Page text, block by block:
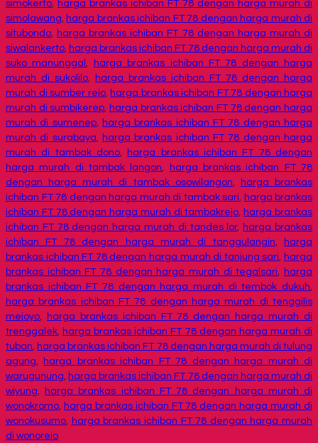
simokerto, harga brankas ichiban FT 78 dengan harga murah di
simolawang, harga brankas ichiban FT 78 dengan harga murah di
situbondo, harga brankas ichiban FT 78 dengan harga murah di
siwalankerto, harga brankas ichiban FT 78 dengan harga murah di
suko manunggal,
harga brankas ichiban FT 78 dengan harga
murah di sukolilo,
harga brankas ichiban FT 78 dengan harga
murah di sumber rejo, harga brankas ichiban FT 78 dengan harga
murah di sumbikerep, harga brankas ichiban FT 78 dengan harga
murah di sumenep, harga brankas ichiban FT 78 dengan harga
murah di surabaya, harga brankas ichiban FT 78 dengan harga
murah di tambak dono,
harga brankas ichiban FT 78 dengan
harga murah di tambak langon,
harga brankas ichiban FT 78
dengan harga murah di tambak osowilangon,
harga brankas
ichiban FT 78 dengan harga murah di tambak sari, harga brankas
ichiban FT 78 dengan harga murah di tambakrejo, harga brankas
ichiban FT 78 dengan harga murah di tandes lor, harga brankas
ichiban FT 78 dengan harga murah di tanggulangin,
harga
brankas ichiban FT 78 dengan harga murah di tanjung sari, harga
brankas ichiban FT 78 dengan harga murah di tegalsari, harga
brankas ichiban FT 78 dengan harga murah di tembok dukuh,
harga brankas ichiban FT 78 dengan harga murah di tenggilis
mejoyo,
harga brankas ichiban FT 78 dengan harga murah di
trenggalek, harga brankas ichiban FT 78 dengan harga murah di
tuban, harga brankas ichiban FT 78 dengan harga murah di tulung
agung,
harga brankas ichiban FT 78 dengan harga murah di
warugunung, harga brankas ichiban FT 78 dengan harga murah di
wiyung,
harga brankas ichiban FT 78 dengan harga murah di
wonokromo, harga brankas ichiban FT 78 dengan harga murah di
wonokusumo, harga brankas ichiban FT 78 dengan harga murah
di wonorejo